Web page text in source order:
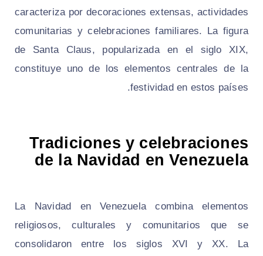
caracteriza por decoraciones extensas, actividades
comunitarias y celebraciones familiares. La figura
de Santa Claus, popularizada en el siglo XIX,
constituye uno de los elementos centrales de la
festividad en estos países.
Tradiciones y celebraciones
de la Navidad en Venezuela
La Navidad en Venezuela combina elementos
religiosos, culturales y comunitarios que se
consolidaron entre los siglos XVI y XX. La